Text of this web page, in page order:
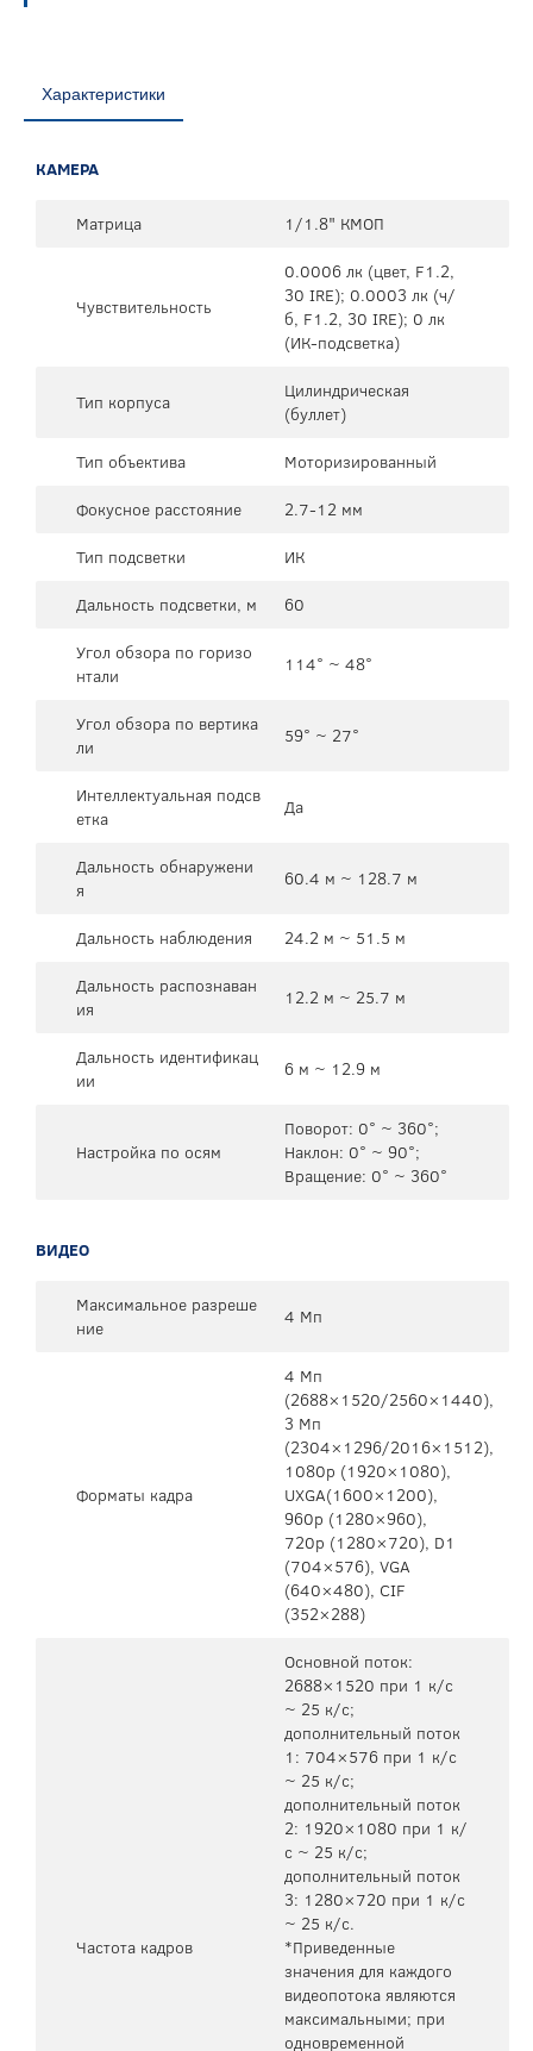
Характеристики
КАМЕРА
Матрица 1/1.8" КМОП
Чувствительность
0.0006 лк (цвет, F1.2,
30 IRE); 0.0003 лк (ч/
б, F1.2, 30 IRE); 0 лк
(ИК-подсветка)
Тип корпуса
Цилиндрическая
(буллет)
Тип объектива
Моторизированный
Фокусное расстояние
2.7-12 мм
Тип подсветки
ИК
Дальность подсветки, м
60
Угол обзора по горизо
нтали
114° ~ 48°
Угол обзора по вертика
ли
59° ~ 27°
Интеллектуальная подсв
етка
Да
Дальность обнаружени
я
60.4 м ~ 128.7 м
Дальность наблюдения
24.2 м ~ 51.5 м
Дальность распознаван
ия
12.2 м ~ 25.7 м
Дальность идентификац
ии
6 м ~ 12.9 м
Настройка по осям
Поворот: 0° ~ 360°;
Наклон: 0° ~ 90°;
Вращение: 0° ~ 360°
ВИДЕО
Максимальное разреше
ние
4 Мп
Форматы кадра
4 Mп
(2688×1520/2560×1440),
3 Mп
(2304×1296/2016×1512),
1080p (1920×1080),
UXGA(1600×1200),
960p (1280×960),
720p (1280×720), D1
(704×576), VGA
(640×480), CIF
(352×288)
Частота кадров
Основной поток:
2688×1520 при 1 к/с
~ 25 к/с;
дополнительный поток
1: 704×576 при 1 к/с
~ 25 к/с;
дополнительный поток
2: 1920×1080 при 1 к/
с ~ 25 к/с;
дополнительный поток
3: 1280×720 при 1 к/с
~ 25 к/с.
*Приведенные
значения для каждого
видеопотока являются
максимальными; при
одновременной